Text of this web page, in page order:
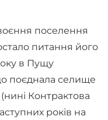
поселення
питання його
в Пущу
поєднала селище
Контрактова
років на